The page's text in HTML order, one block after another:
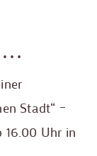
…
Stadt“ –
16.00 Uhr in